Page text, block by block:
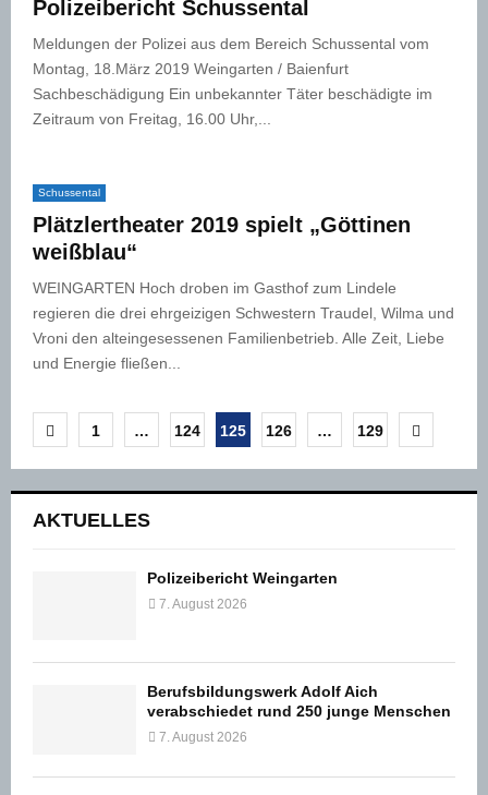
Polizeibericht Schussental
Meldungen der Polizei aus dem Bereich Schussental vom
Montag, 18.März 2019 Weingarten / Baienfurt
Sachbeschädigung Ein unbekannter Täter beschädigte im
Zeitraum von Freitag, 16.00 Uhr,...
Schussental
Plätzlertheater 2019 spielt „Göttinen
weißblau“
WEINGARTEN Hoch droben im Gasthof zum Lindele
regieren die drei ehrgeizigen Schwestern Traudel, Wilma und
Vroni den alteingesessenen Familienbetrieb. Alle Zeit, Liebe
und Energie fließen...
Seitennummerierung
der
Beiträge
1 … 124 125 126 … 129
AKTUELLES
Polizeibericht Weingarten
7. August 2026
Berufsbildungswerk Adolf Aich
verabschiedet rund 250 junge Menschen
7. August 2026